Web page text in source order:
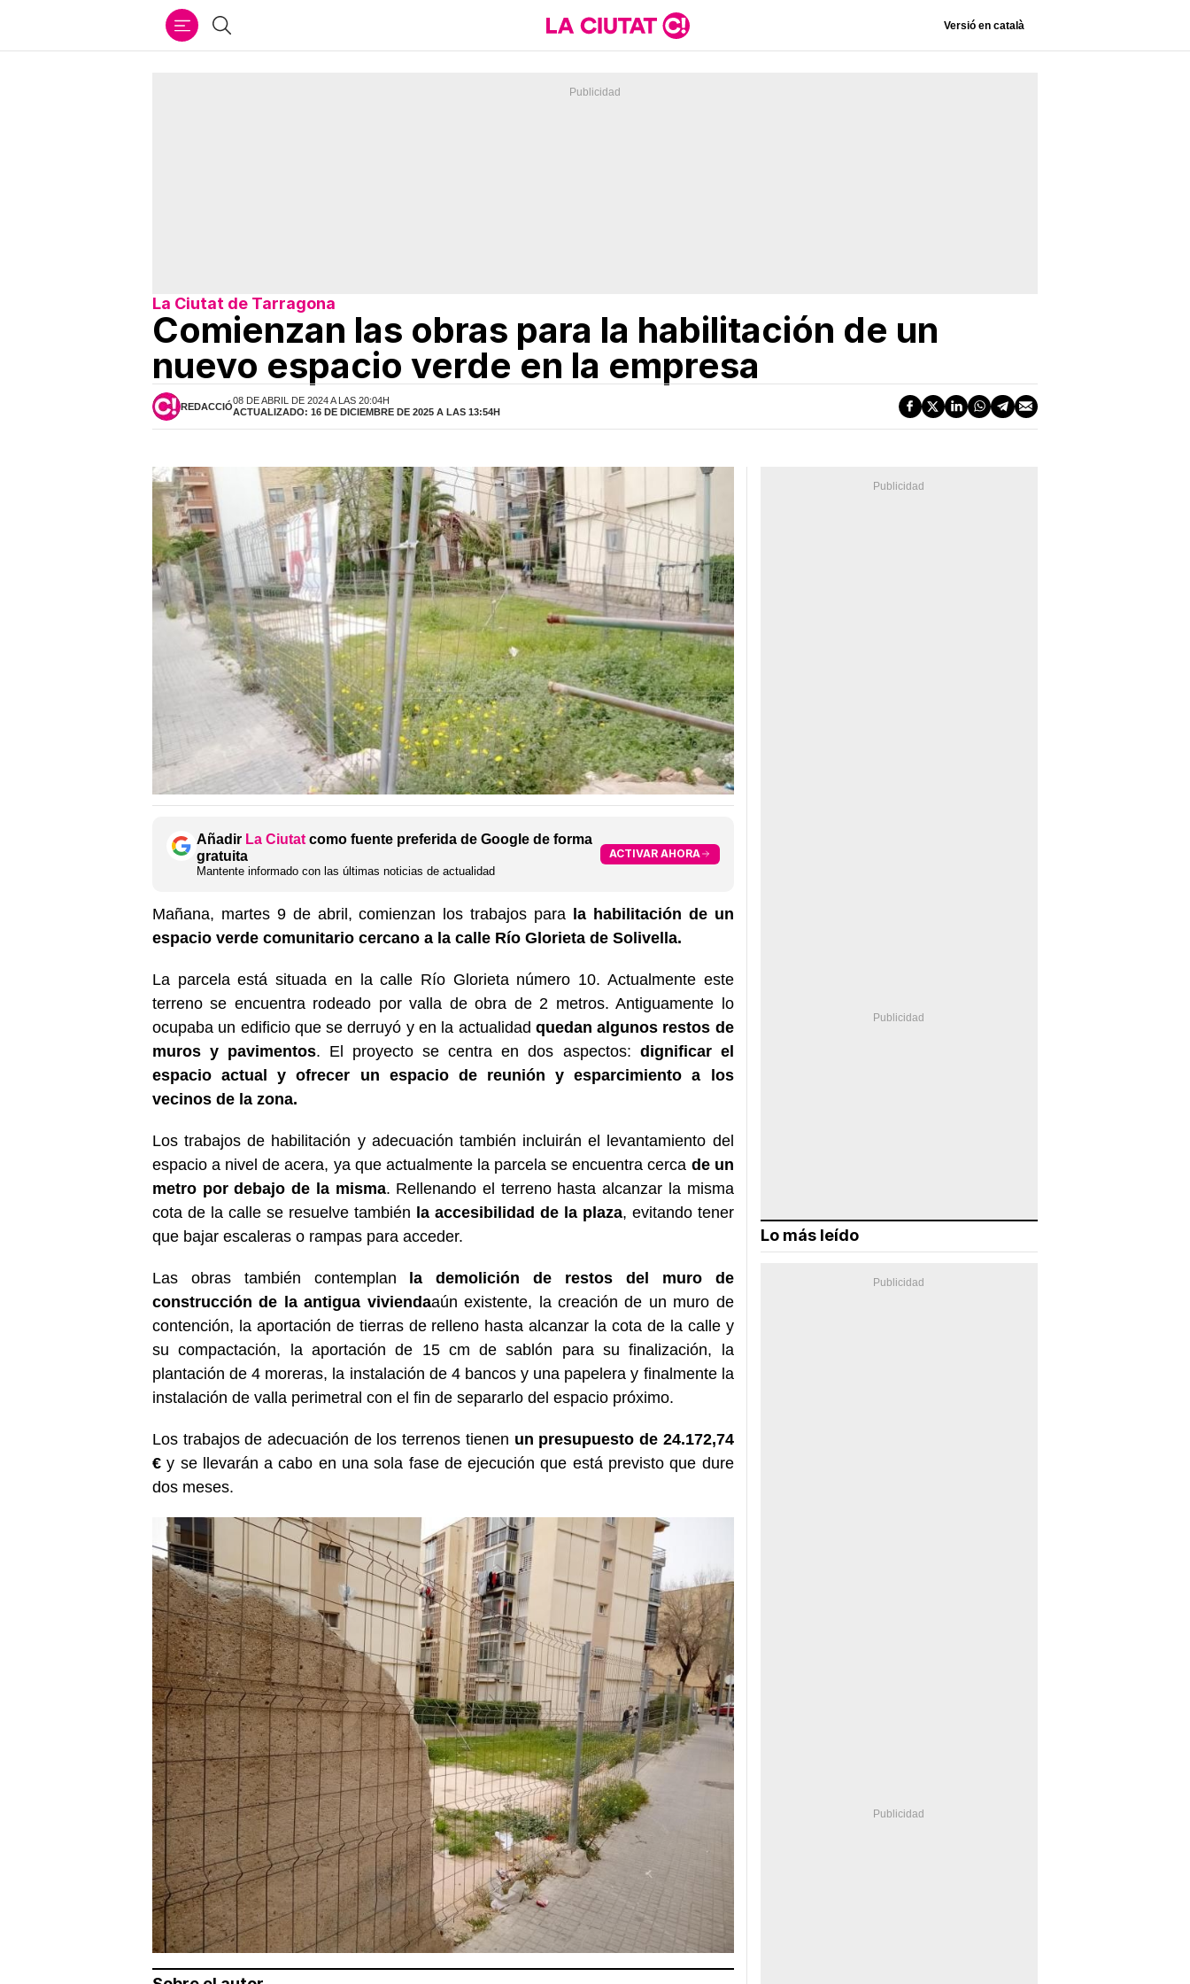
Buscar Versió en català
La Ciutat de Tarragona
Comienzan las obras para la habilitación de un
nuevo espacio verde en la empresa
REDACCIÓ
08 DE ABRIL DE 2024 A LAS 20:04H
ACTUALIZADO: 16 DE DICIEMBRE DE 2025 A LAS 13:54H
Añadir La Ciutat como fuente preferida de Google de forma
gratuita
Mantente informado con las últimas noticias de actualidad
ACTIVAR AHORA
Mañana, martes 9 de abril, comienzan los trabajos para la habilitación de un
espacio verde comunitario cercano a la calle Río Glorieta de Solivella.
La parcela está situada en la calle Río Glorieta número 10. Actualmente este
terreno se encuentra rodeado por valla de obra de 2 metros. Antiguamente lo
ocupaba un edificio que se derruyó y en la actualidad quedan algunos restos de
muros y pavimentos. El proyecto se centra en dos aspectos: dignificar el
espacio actual y ofrecer un espacio de reunión y esparcimiento a los
vecinos de la zona.
Los trabajos de habilitación y adecuación también incluirán el levantamiento del
espacio a nivel de acera, ya que actualmente la parcela se encuentra cerca de un
metro por debajo de la misma. Rellenando el terreno hasta alcanzar la misma
cota de la calle se resuelve también la accesibilidad de la plaza, evitando tener
que bajar escaleras o rampas para acceder.
Las obras también contemplan la demolición de restos del muro de
construcción de la antigua viviendaaún existente, la creación de un muro de
contención, la aportación de tierras de relleno hasta alcanzar la cota de la calle y
su compactación, la aportación de 15 cm de sablón para su finalización, la
plantación de 4 moreras, la instalación de 4 bancos y una papelera y finalmente la
instalación de valla perimetral con el fin de separarlo del espacio próximo.
Los trabajos de adecuación de los terrenos tienen un presupuesto de 24.172,74
€ y se llevarán a cabo en una sola fase de ejecución que está previsto que dure
dos meses.
Lo más leído